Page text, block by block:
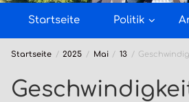
Startseite Politik
Startseite 2025 Mai 13